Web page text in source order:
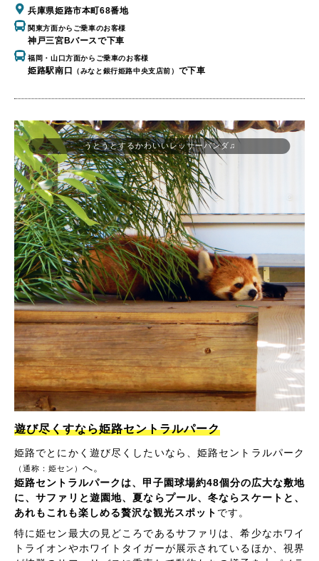
兵庫県姫路市本町68番地
関東方面からご乗車のお客様
神戸三宮Bバースで下車
福岡・山口方面からご乗車のお客様
姫路駅南口 （みなと銀行姫路中央支店前） で下車
遊び尽くすなら姫路セントラルパーク
姫路でとにかく遊び尽くしたいなら、姫路セントラルパーク
（通称：姫セン） へ。
姫路セントラルパークは、甲子園球場約48個分の広大な敷地
に、サファリと遊園地、夏ならプール、冬ならスケートと、
あれもこれも楽しめる贅沢な観光スポット です。
特に姫セン最大の見どころであるサファリは、希少なホワイ
トライオンやホワイトタイガーが展示されているほか、視界
うとうとするかわいいレッサーパンダ♫